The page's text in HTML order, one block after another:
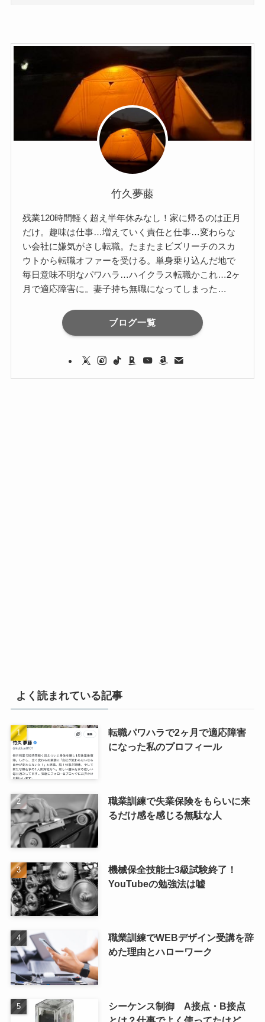
竹久夢藤
残業120時間軽く超え半年休みなし！家に帰るのは正月
だけ。趣味は仕事…増えていく責任と仕事…変わらな
い会社に嫌気がさし転職。たまたまビズリーチのスカ
ウトから転職オファーを受ける。単身乗り込んだ地で
毎日意味不明なパワハラ…ハイクラス転職かこれ…2ヶ
月で適応障害に。妻子持ち無職になってしまった…
ブログ一覧
よく読まれている記事
転職パワハラで2ヶ月で適応障害
になった私のプロフィール
職業訓練で失業保険をもらいに来
るだけ感を感じる無駄な人
機械保全技能士3級試験終了！
YouTubeの勉強法は嘘
職業訓練でWEBデザイン受講を辞
めた理由とハローワーク
シーケンス制御 A接点・B接点